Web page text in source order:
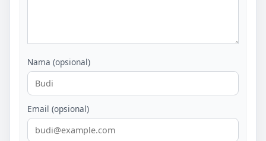
Nama (opsional)
Email (opsional)